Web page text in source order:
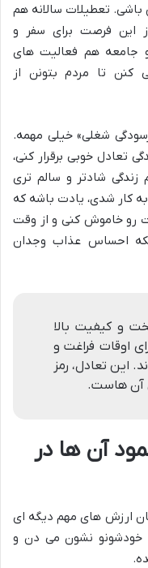
تعطیلات سالانه هم
این فرصت برای سفر و
جامعه هم فعالیت های
کنن تا مردم بتونن از
شغلی» خیلی مهمه.
تعادل خوبی برقرار کنی،
شادتر و سالم تری
کار شدی، یادت باشه که
رو خاموش کنی و از وقت
احساس عذاب وجدان
و کیفیت بالا
اوقات فراغت و
این تعادل، رمز
آن هاست.
آن ها در
ارزش های مهم دیگه ای
خودشونو نشون می دن و